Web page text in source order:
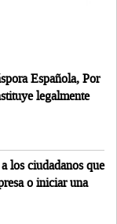
Española, Por
legalmente
los ciudadanos que
o iniciar una